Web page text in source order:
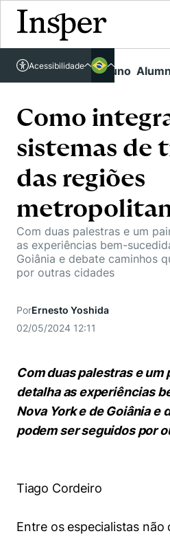
Links rápidos Aluno
Acessibilidade
Acessível em libras
Vestibular
Graduação
Todas as Engenharias
Engenharia de Computação
Engenharia Mecânica
Engenharia Mecatrônica
Pós-Graduação
Direito
Economia
Busca por Áreas de Conhecimento
Quem Somos
O Insper
Campus
Internacional
Student Life
Núcleo de Carreiras
Prêmio Duda Ermírio de Moraes
Como funciona
Resolução Eficaz de Problemas
Oportunidade de Negócios
Women in Action
Sala de Imprensa
Comunidade Transforme
Missão
Projetos Sociais
Lista de doadores
Pesquisa
Pesquisa no Insper
Centros de Conhecimento
Cátedras
Biblioteca Telles
Pesquisa na Graduação
Seminários Acadêmicos
Comitê de Ética em Pesquisa
Conteúdos
Carreiras e Cursos
Eventos
Newsletters
Notícias
Instagram
Linkedin
Unidades Acadêmicas
Engenharia e Ciência da
Corpo Docente
Prêmios de Excelência
Ensino e aprendizagem
Fale Conosco
Visite o Insper
Canal de Ética
Ouvidoria
Como
sistemas de
das regiões
Com duas palestras e um
as experiências bem-
Goiânia e debate caminhos
por outras cidades
PorErnesto Yoshida
02/05/2024 12:11
Com duas palestras e um
detalha as experiências
Nova York e de Goiânia e
podem ser seguidos por
Tiago Cordeiro
Entre os especialistas não